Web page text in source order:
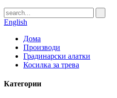
English
Дома
Производи
Градинарски алатки
Косилка за трева
Категории